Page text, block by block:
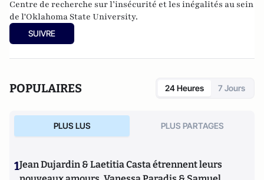
Centre de recherche sur l’insécurité et les inégalités au sein
de l'Oklahoma State University.
SUIVRE
POPULAIRES 24 Heures 7 Jours
PLUS LUS PLUS PARTAGES
1Jean Dujardin & Laetitia Casta étrennent leurs